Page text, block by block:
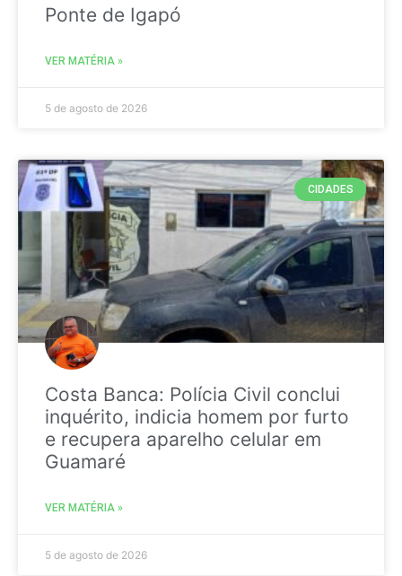
Ponte de Igapó
VER MATÉRIA »
5 de agosto de 2026
CIDADES
Costa Banca: Polícia Civil conclui
inquérito, indicia homem por furto
e recupera aparelho celular em
Guamaré
VER MATÉRIA »
5 de agosto de 2026